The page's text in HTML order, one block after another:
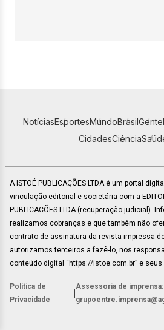
NotíciasEsportesMundoBrasilGente
CidadesCiência
A ISTOÉ PUBLICAÇÕES LTDA é um portal
vinculação editorial e societária com a
PUBLICACÕES LTDA (recuperação judicial).
realizamos cobranças e que também não
contrato de assinatura da revista impressa
autorizamos terceiros a fazê-lo, nos
conteúdo digital “https://istoe.com.br” e seus
Política de
Privacidade
Assessoria de imprensa: